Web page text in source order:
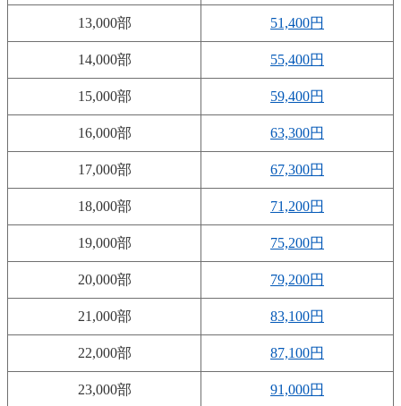
13,000部 51,400円
14,000部 55,400円
15,000部 59,400円
16,000部 63,300円
17,000部 67,300円
18,000部 71,200円
19,000部 75,200円
20,000部 79,200円
21,000部 83,100円
22,000部 87,100円
23,000部 91,000円